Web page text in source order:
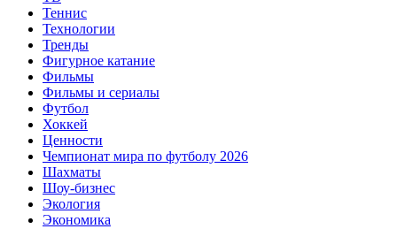
Теннис
Технологии
Тренды
Фигурное катание
Фильмы
Фильмы и сериалы
Футбол
Хоккей
Ценности
Чемпионат мира по футболу 2026
Шахматы
Шоу-бизнес
Экология
Экономика